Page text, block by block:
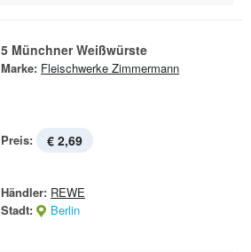
5 Münchner Weißwürste
Marke: Fleischwerke Zimmermann
Preis: € 2,69
Händler: REWE
Stadt:
Berlin